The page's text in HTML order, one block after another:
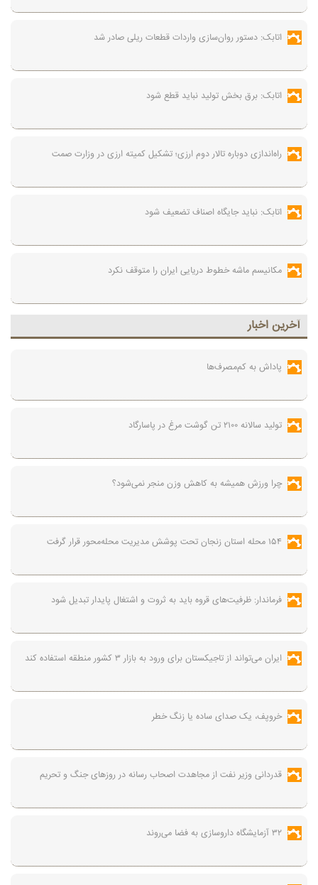
اتابک: دستور روان‌سازی واردات قطعات ریلی صادر شد
اتابک: برق بخش تولید نباید قطع شود
راه‌اندازی دوباره تالار دوم ارزی؛ تشکیل کمیته ارزی در وزارت صمت
اتابک: نباید جایگاه اصناف تضعیف شود
مکانیسم ماشه خطوط دریایی ایران را متوقف نکرد
آخرين اخبار
پاداش به کم‌مصرف‌ها
تولید سالانه ۲۱۰۰ تن گوشت مرغ در پاسارگاد
چرا ورزش همیشه به کاهش وزن منجر نمی‌شود؟
۱۵۴ محله استان زنجان تحت پوشش مدیریت محله‌محور قرار گرفت
فرماندار: ظرفیت‌های قروه باید به ثروت و اشتغال پایدار تبدیل شود
ایران می‌تواند از تاجیکستان برای ورود به بازار ۳ کشور منطقه استفاده کند
خروپف، یک صدای ساده یا زنگ خطر
قدردانی وزیر نفت از مجاهدت اصحاب رسانه در روز‌های جنگ و تحریم
۳۲ آزمایشگاه داروسازی به فضا می‌روند